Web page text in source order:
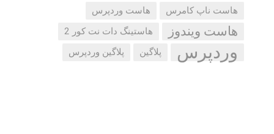
هاست ناپ کامرس هاست وردپرس
هاست ویندوز هاستینگ دات نت کور 2
وردپرس پلاگین پلاگین وردپرس